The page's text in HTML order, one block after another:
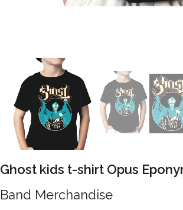
Ghost kids t-shirt Opus
Band Merchandise